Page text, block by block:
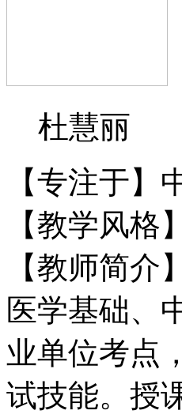
杜慧丽
【专注于
【教学风格
【教师简
医学基础、
业单位考点
试技能。授